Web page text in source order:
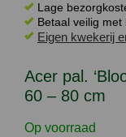
Acer pal.
60 – 80 cm
Op voorraad
Esdoorn)
60
80
cm
Lage
Betaal veilig met
Eigen kwekerij